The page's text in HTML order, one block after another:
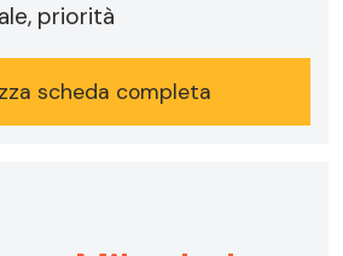
priorità
scheda completa